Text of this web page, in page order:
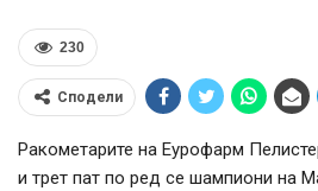
230
Сподели
Ракометарите на Еурофарм
и трет пат по ред се шампиони на